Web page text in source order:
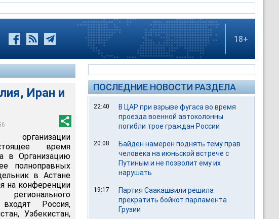
18+
Иран и
организации
время
в Организацию
полноправных
в Астане
на конференции
Россия,
Узбекистан,
ПОСЛЕДНИЕ НОВОСТИ РАЗДЕЛА
22:40
В ЦАР при взрыве фугаса во время
проезда военной автоколонны
погибли трое граждан России
20:08
Байден намерен поднять тему прав
человека на июньской встрече с
Путиным и не позволит ему их
нарушать
19:17
Партия Саакашвили решила
прекратить бойкот парламента
Грузии